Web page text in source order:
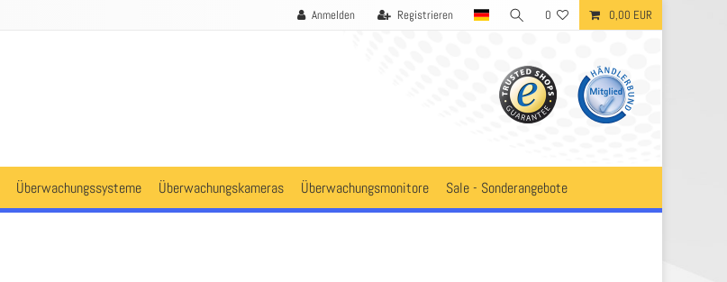
Anmelden Registrieren 0 0,00 EUR
Überwachungssysteme Überwachungskameras Überwachungsmonitore Sale - Sonderangebote